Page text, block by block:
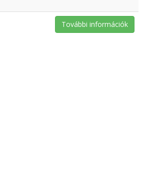
További információk